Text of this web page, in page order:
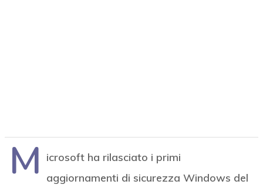
M
icrosoft ha rilasciato i primi
aggiornamenti di sicurezza Windows del